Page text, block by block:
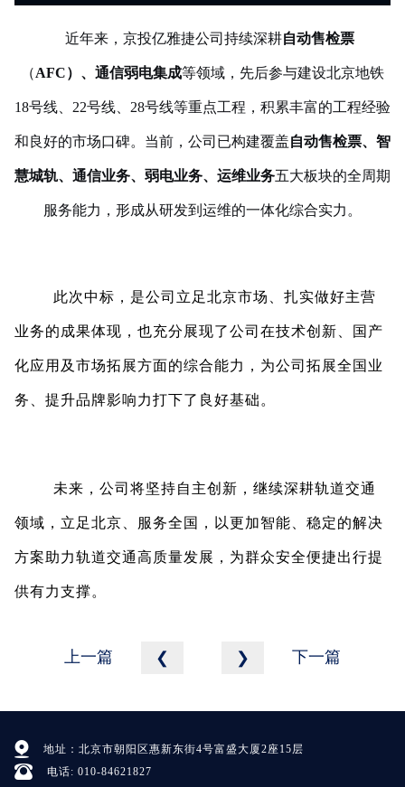
近年来， 京投亿雅捷公司持续深耕自动售检票
（AFC） 、通信弱电集成等领域 ，先后参与建设北京地铁
18号线、 22号线、 28号线等重点工程，积累丰富的工程经验
和良好的市场口碑。当前，公司已构建覆盖自动售检票、智
慧城轨、通信业务、弱电业务、运维业务五大板块的全周期
服务能力， 形成从研发到运维的一体化综合实力。
此次中标，是公司立足北京市场、扎实做好主营
业务的成果体现，也充分展现了公司在技术创新、国产
化应用及市场拓展方面的综合能力，为公司拓展全国业
务、提升品牌影响力打下了良好基础。
未来，公司将坚持自主创新，继续深耕轨道交通
领域，立足北京、服务全国，以更加智能、稳定的解决
方案助力轨道交通高质量发展，为群众安全便捷出行提
供有力支撑。
上一篇 ❮ ❯ 下一篇
地址：北京市朝阳区惠新东街4号富盛大厦2座15层
电话: 010-84621827